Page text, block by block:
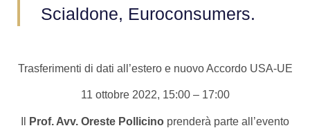
Scialdone, Euroconsumers.
Trasferimenti di dati all’estero e nuovo Accordo USA-UE
11 ottobre 2022, 15:00 – 17:00
Prof. Avv. Oreste Pollicino prenderà parte all’evento